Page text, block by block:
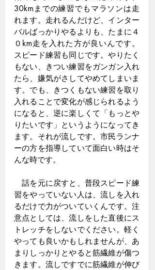
30kmまでの練習でもマラソンは走
れます。走れるんだけど、インター
バルばっかりやるよりも、たまに４
０km走を入れた方が良いんです。
スピード練習も同じです。やりたく
もない、きつい練習をガンガン入れ
たら、嫌気がさしてやめてしまいま
す。でも、きつくもない練習を取り
入れることで変化が感じられるよう
になると、逆に楽しくて「もっとや
りたいです」というようになってき
ます。それが流しです。市民ランナ
ーの方を指導していて面白い時はそ
んな時です。
話を元に戻すと、普段スピード練
習をやっていない人は、流しを入れ
るだけで力がついていくんです。注
意点としては、流しをした直後にス
トレッチをしないでください。軽く
やっても良いかもしれませんが、あ
まりしっかりとやると筋繊維が傷つ
きます。流しですでに筋繊維が伸び